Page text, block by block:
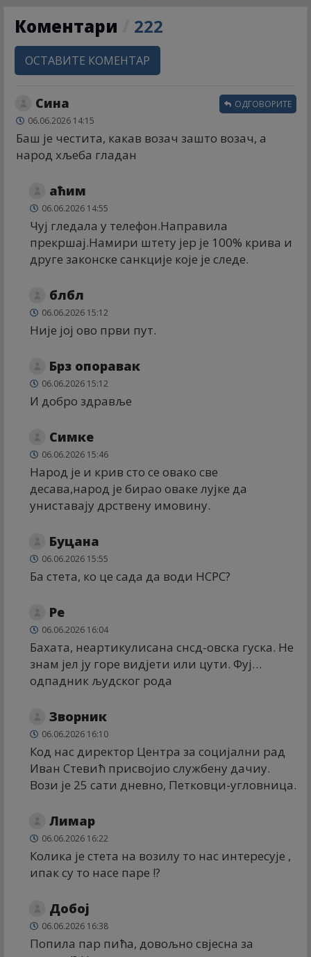
Коментари 222
ОСТАВИТЕ КОМЕНТАР
Сина
06.06.2026 14:15
Баш је честита, какав возач зашто возач, а
народ хљеба гладан
ОДГОВОРИТЕ
аћим
06.06.2026 14:55
Чуј гледала у телефон.Направила
прекршај.Намири штету јер је 100% крива и
друге законске санкције које је следе.
блбл
06.06.2026 15:12
Није јој ово први пут.
Брз опоравак
06.06.2026 15:12
И добро здравље
Симке
06.06.2026 15:46
Народ је и крив сто се овако све
десава,народ је бирао оваке лујке да
униставају дрствену имовину.
Буцана
06.06.2026 15:55
Ба стета, ко це сада да води НСРС?
Ре
06.06.2026 16:04
Бахата, неартикулисана снсд-овска гуска. Не
знам јел ју горе видјети или цути. Фуј…
одпадник људског рода
Зворник
06.06.2026 16:10
Код нас директор Центра за социјални рад
Иван Стевић присвојио службену дачиу.
Вози је 25 сати дневно, Петковци-угловница.
Лимар
06.06.2026 16:22
Колика је стета на возилу то нас интересује ,
ипак су то насе паре !?
Добој
06.06.2026 16:38
Попила пар пића, довољно свјесна за